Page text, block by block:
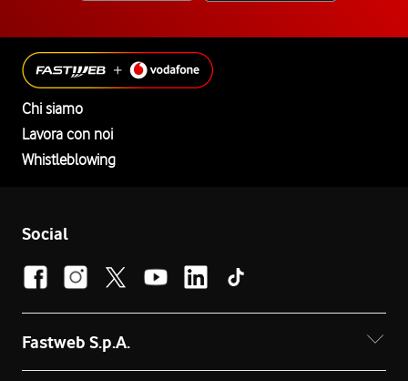
Chi siamo
Lavora con noi
Whistleblowing
Social
Fastweb S.p.A.